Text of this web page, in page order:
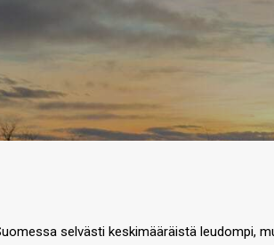
selvästi keskimääräistä leudompi,